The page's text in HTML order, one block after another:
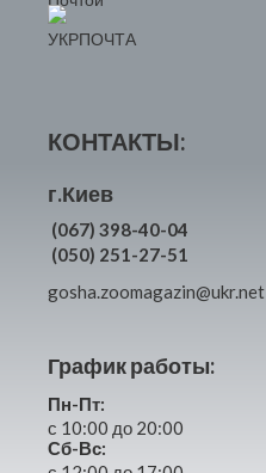
КОНТАКТЫ:
г.Киев
(067) 398-40-04
(050) 251-27-51
gosha.zoomagazin@ukr.net
График работы:
Пн-Пт:
с 10:00 до 20:00
Сб-Вс: